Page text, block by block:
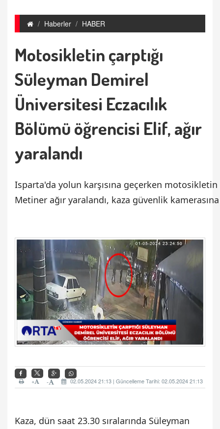
Haberler HABER
Motosikletin çarptığı
Süleyman Demirel
Üniversitesi Eczacılık
Bölümü öğrencisi Elif, ağır
yaralandı
Isparta'da yolun karşısına geçerken
Metiner ağır yaralandı, kaza güvenlik kamerasına
02.05.2024 21:13 | Güncelleme Tarihi: 02.05.2024 21:13
-
+
Kaza, dün saat 23.30 sıralarında Süleyman